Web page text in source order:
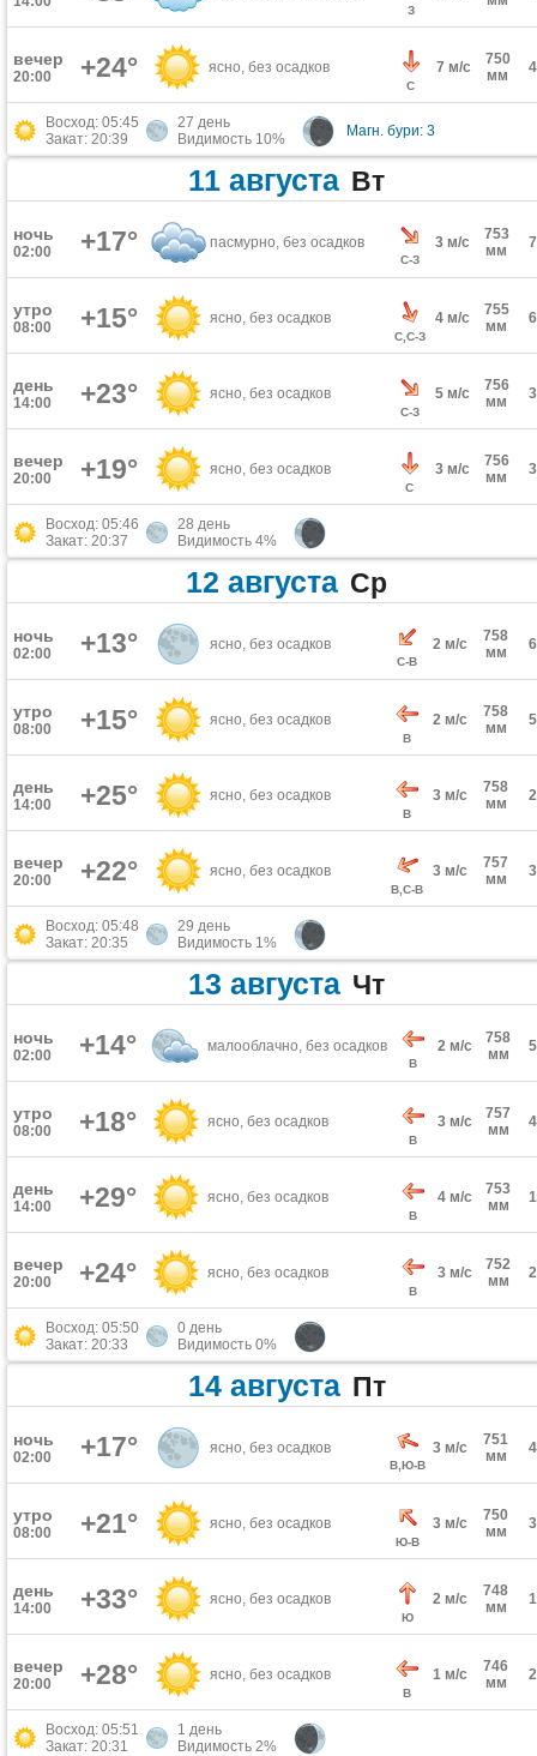
З
вечер
20:00 +24° ясно, без осадков
С
7 м/с
750
мм
Восход: 05:45
Закат: 20:39
27 день
Видимость 10%
Магн. бури: 3
11 августа Вт
ночь
02:00 +17° пасмурно, без осадков
С-З
3 м/с
753
мм
утро
08:00 +15° ясно, без осадков
С,С-З
4 м/с
755
мм
день
14:00 +23° ясно, без осадков
С-З
5 м/с
756
мм
вечер
20:00 +19° ясно, без осадков
С
3 м/с
756
мм
Восход: 05:46
Закат: 20:37
28 день
Видимость 4%
12 августа Ср
ночь
02:00 +13° ясно, без осадков
С-В
2 м/с
758
мм
утро
08:00 +15° ясно, без осадков
В
2 м/с
758
мм
день
14:00 +25° ясно, без осадков
В
3 м/с
758
мм
вечер
20:00 +22° ясно, без осадков
В,С-В
3 м/с
757
мм
Восход: 05:48
Закат: 20:35
29 день
Видимость 1%
13 августа Чт
ночь
02:00 +14° малооблачно, без осадков
В
2 м/с
758
мм
утро
08:00 +18° ясно, без осадков
В
3 м/с
757
мм
день
14:00 +29° ясно, без осадков
В
4 м/с
753
мм
вечер
20:00 +24° ясно, без осадков
В
3 м/с
752
мм
Восход: 05:50
Закат: 20:33
0 день
Видимость 0%
14 августа Пт
ночь
02:00 +17° ясно, без осадков
В,Ю-В
3 м/с
751
мм
утро
08:00 +21° ясно, без осадков
Ю-В
3 м/с
750
мм
день
14:00 +33° ясно, без осадков
Ю
2 м/с
748
мм
вечер
20:00 +28° ясно, без осадков
В
1 м/с
746
мм
Восход: 05:51
Закат: 20:31
1 день
Видимость 2%